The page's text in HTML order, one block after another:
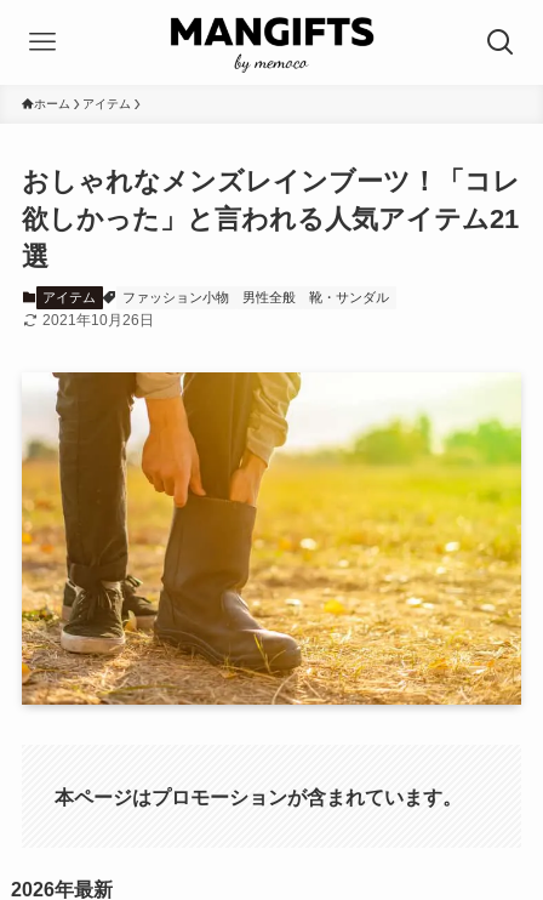
ホーム アイテム
おしゃれなメンズレインブーツ！「コレ
欲しかった」と言われる人気アイテム21
選
アイテム ファッション小物 男性全般 靴・サンダル
2021年10月26日
本ページはプロモーションが含まれています。
2026年最新